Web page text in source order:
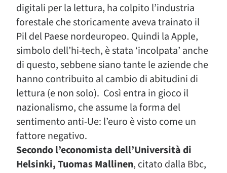
digitali per la lettura, ha colpito l’industria
forestale che storicamente aveva trainato il
Pil del Paese nordeuropeo. Quindi la Apple,
simbolo dell’hi-tech, è stata ‘incolpata’ anche
di questo, sebbene siano tante le aziende che
hanno contribuito al cambio di abitudini di
lettura (e non solo). Così entra in gioco il
nazionalismo, che assume la forma del
sentimento anti-Ue: l’euro è visto come un
fattore negativo.
Secondo l’economista dell’Università di
Helsinki, Tuomas Mallinen, citato dalla Bbc,